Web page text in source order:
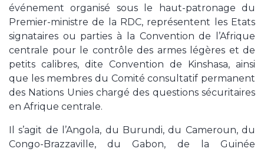
événement organisé sous le haut-patronage du
Premier-ministre de la RDC, représentent les Etats
signataires ou parties à la Convention de l’Afrique
centrale pour le contrôle des armes légères et de
petits calibres, dite Convention de Kinshasa, ainsi
que les membres du Comité consultatif permanent
des Nations Unies chargé des questions sécuritaires
en Afrique centrale.
Il s’agit de l’Angola, du Burundi, du Cameroun, du
Congo-Brazzaville, du Gabon, de la Guinée